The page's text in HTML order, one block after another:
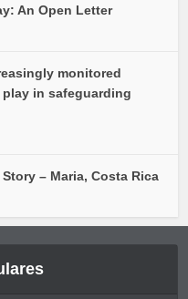
An Open Letter
monitored
in safeguarding
– Maria, Costa Rica